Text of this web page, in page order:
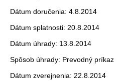
Dátum doručenia: 4.8.2014
Dátum splatnosti: 20.8.2014
Dátum úhrady: 13.8.2014
Spôsob úhrady: Prevodný príkaz
Dátum zverejnenia: 22.8.2014